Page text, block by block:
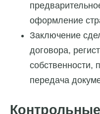
оформление
Заключение
договора,
собственности,
передача